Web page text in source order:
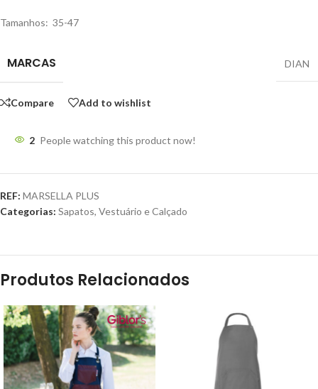
Tamanhos: 35-47
MARCAS DIAN
Compare Add to wishlist
2 People watching this product now!
REF: MARSELLA PLUS
Categorias: Sapatos, Vestuário e Calçado
Produtos Relacionados